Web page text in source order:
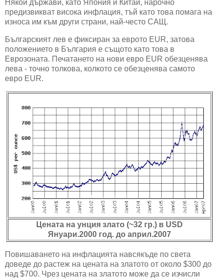
Някои държави, като Япония и Китай, нарочно
предизвикват висока инфлация, тъй като това помага на
износа им към други страни, най-често САЩ.
Българският лев е фиксиран за еврото EUR, затова
положението в България е същото като това в
Еврозоната. Печатането на нови евро EUR обезценява
лева - точно толкова, колкото се обезценява самото
евро EUR.
Цената на унция злато (~32 гр.) в USD
Януари.2000 год. до април.2007
Повишаването на инфлацията навсякъде по света
доведе до растеж на цената на златото от около $300 до
над $700. Чрез цената на златото може да се изчисли